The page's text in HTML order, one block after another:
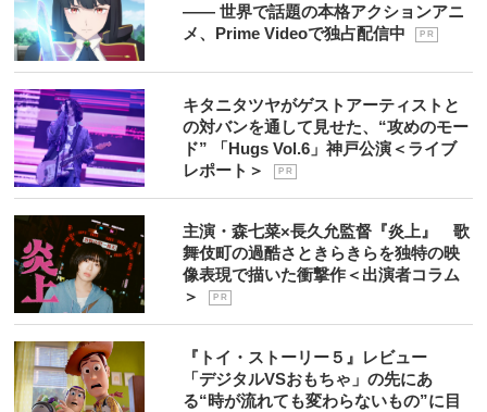
―― 世界で話題の本格アクションアニ
メ、Prime Videoで独占配信中
P R
キタニタツヤがゲストアーティストと
の対バンを通して見せた、“攻めのモー
ド” 「Hugs Vol.6」神戸公演＜ライブ
レポート＞
P R
主演・森七菜×長久允監督『炎上』 歌
舞伎町の過酷さときらきらを独特の映
像表現で描いた衝撃作＜出演者コラム
＞
P R
『トイ・ストーリー５』レビュー
「デジタルVSおもちゃ」の先にあ
る“時が流れても変わらないもの”に目